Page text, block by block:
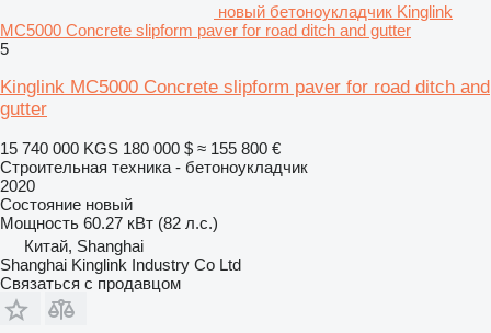
новый бетоноукладчик Kinglink
MC5000 Concrete slipform paver for road ditch and gutter
5
Kinglink MC5000 Concrete slipform paver for road ditch and
gutter
15 740 000 KGS 180 000 $ ≈ 155 800 €
Строительная техника - бетоноукладчик
2020
Состояние новый
Мощность 60.27 кВт (82 л.с.)
Китай, Shanghai
Shanghai Kinglink Industry Co Ltd
Связаться с продавцом